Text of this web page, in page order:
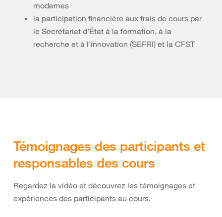
modernes
la participation financière aux frais de cours par
le Secrétariat d’État à la formation, à la
recherche et à l’innovation (SEFRI) et la CFST
Témoignages des participants et
responsables des cours
Regardez la vidéo et découvrez les témoignages et
expériences des participants au cours.